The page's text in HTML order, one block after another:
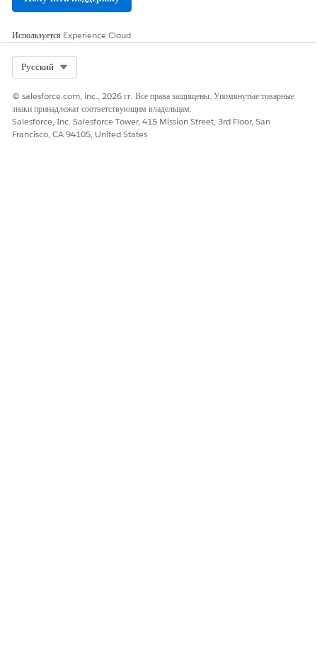
Используется Experience Cloud
Русский
© salesforce.com, inc., 2026 гг. Все права защищены. Упомянутые товарные
знаки принадлежат соответствующим владельцам.
Salesforce, Inc. Salesforce Tower, 415 Mission Street, 3rd Floor, San
Francisco, CA 94105, United States